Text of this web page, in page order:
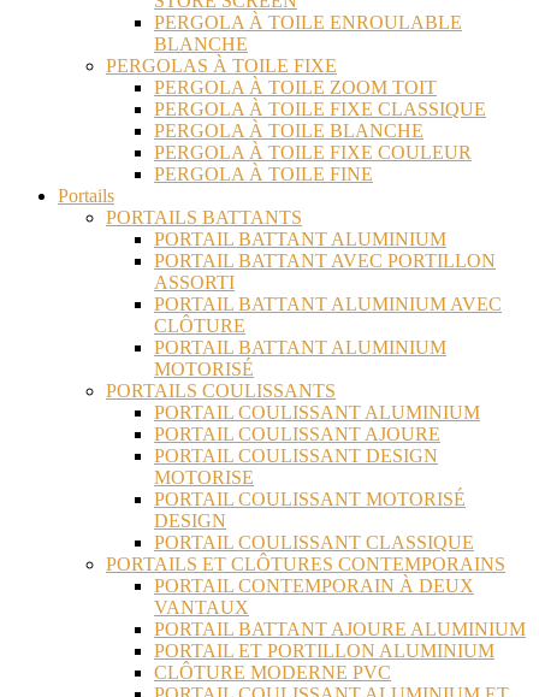
PERGOLA À TOILE ENROULABLE
BLANCHE
PERGOLAS À TOILE FIXE
PERGOLA À TOILE ZOOM TOIT
PERGOLA À TOILE FIXE CLASSIQUE
PERGOLA À TOILE BLANCHE
PERGOLA À TOILE FIXE COULEUR
PERGOLA À TOILE FINE
Portails
PORTAILS BATTANTS
PORTAIL BATTANT ALUMINIUM
PORTAIL BATTANT AVEC PORTILLON
ASSORTI
PORTAIL BATTANT ALUMINIUM AVEC
CLÔTURE
PORTAIL BATTANT ALUMINIUM
MOTORISÉ
PORTAILS COULISSANTS
PORTAIL COULISSANT ALUMINIUM
PORTAIL COULISSANT AJOURE
PORTAIL COULISSANT DESIGN
MOTORISE
PORTAIL COULISSANT MOTORISÉ
DESIGN
PORTAIL COULISSANT CLASSIQUE
PORTAILS ET CLÔTURES CONTEMPORAINS
PORTAIL CONTEMPORAIN À DEUX
VANTAUX
PORTAIL BATTANT AJOURE ALUMINIUM
PORTAIL ET PORTILLON ALUMINIUM
CLÔTURE MODERNE PVC